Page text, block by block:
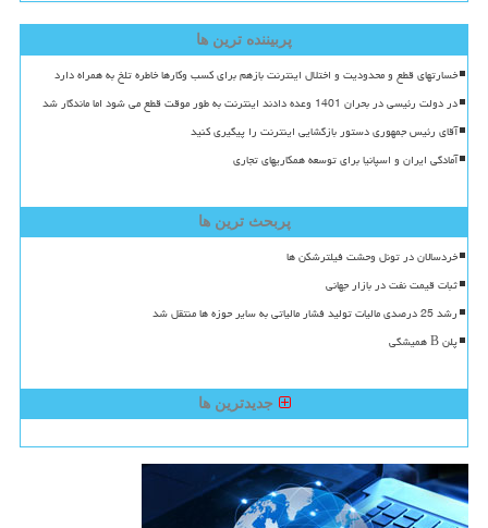
پربیننده ترین ها
خسارتهای قطع و محدودیت و اختلال اینترنت بازهم برای کسب وکارها خاطره تلخ به همراه دارد
در دولت رئیسی در بحران 1401 وعده دادند اینترنت به طور موقت قطع می شود اما ماندگار شد
آقای رئیس جمهوری دستور بازگشایی اینترنت را پیگیری کنید
آمادگی ایران و اسپانیا برای توسعه همکاریهای تجاری
پربحث ترین ها
خردسالان در تونل وحشت فیلترشکن ها
ثبات قیمت نفت در بازار جهانی
رشد 25 درصدی مالیات تولید فشار مالیاتی به سایر حوزه ها منتقل شد
پلن B همیشگی
جدیدترین ها